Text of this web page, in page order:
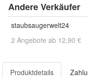
Andere Verkäufer
staubsaugerwelt24
2 Angebote ab 12,90 €
Produktdetails